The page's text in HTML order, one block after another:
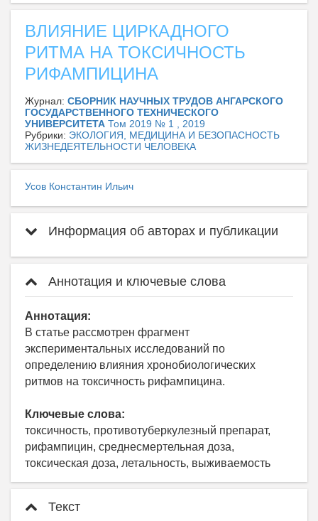
ВЛИЯНИЕ ЦИРКАДНОГО
РИТМА НА ТОКСИЧНОСТЬ
РИФАМПИЦИНА
Журнал: СБОРНИК НАУЧНЫХ ТРУДОВ АНГАРСКОГО
ГОСУДАРСТВЕННОГО ТЕХНИЧЕСКОГО
УНИВЕРСИТЕТА Том 2019 № 1 , 2019
Рубрики: ЭКОЛОГИЯ, МЕДИЦИНА И БЕЗОПАСНОСТЬ
ЖИЗНЕДЕЯТЕЛЬНОСТИ ЧЕЛОВЕКА
Усов Константин Ильич
Информация об авторах и публикации
Аннотация и ключевые слова
Аннотация:
В статье рассмотрен фрагмент
экспериментальных исследований по
определению влияния хронобиологических
ритмов на токсичность рифампицина.
Ключевые слова:
токсичность, противотуберкулезный препарат,
рифампицин, среднесмертельная доза,
токсическая доза, летальность, выживаемость
Текст